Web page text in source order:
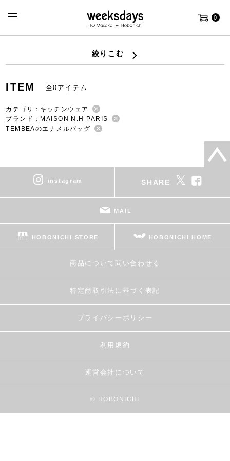
0
絞りこむ
ITEM 全0アイテム
カテゴリ：キッチンウェア
ブランド：MAISON N.H PARIS
TEMBEAのエナメルバッグ
instagram SHARE
MAIL
HOBONICHI STORE HOBONICHI HOME
商品について問い合わせる
特定商取引法に基づく表記
プライバシーポリシー
利用規約
運営会社について
© HOBONICHI